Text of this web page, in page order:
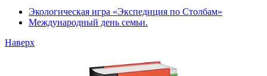
Экологическая игра «Экспедиция по Столбам»
Международный день семьи.
Наверх